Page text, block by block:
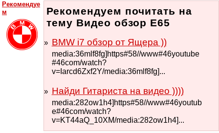
Рекомендуе
м
Рекомендуем почитать на
тему Видео обзор Е65
BMW i7 обзор от Ящера ))
media:36mlf8fg]https#58//www#46youtube
#46com/watch?
v=Iarcd6Zxf2Y/media:36mlf8fg]...
Найди Гитариста на видео ))))
media:282ow1h4]https#58//www#46youtub
e#46com/watch?
v=KT44aQ_10XM/media:282ow1h4]...